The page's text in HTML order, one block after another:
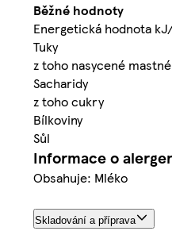
Běžné hodnoty
Energetická hodnota
Tuky
z toho nasycené
Sacharidy
z toho cukry
Bílkoviny
Sůl
Informace o
Obsahuje: Mléko
Skladování a příprava